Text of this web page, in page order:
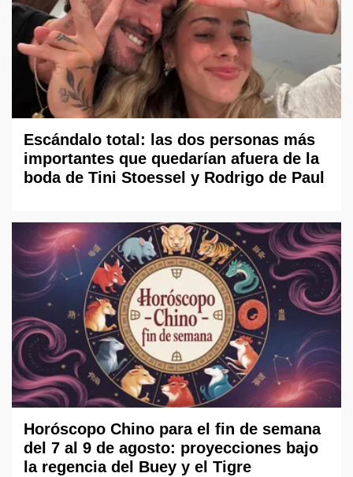
Escándalo total: las dos personas más
importantes que quedarían afuera de la
boda de Tini Stoessel y Rodrigo de Paul
Horóscopo Chino para el fin de semana
del 7 al 9 de agosto: proyecciones bajo
la regencia del Buey y el Tigre